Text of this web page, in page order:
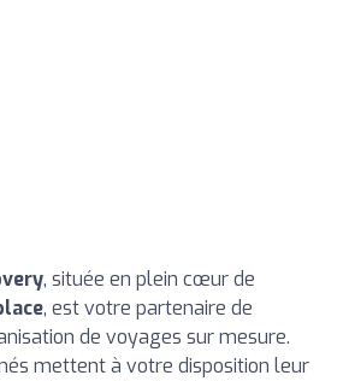
, située en plein cœur de
, est votre partenaire de
de voyages sur mesure.
mettent à votre disposition leur